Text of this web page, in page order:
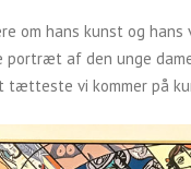
om hans kunst og
af den unge
tætteste vi kommer på